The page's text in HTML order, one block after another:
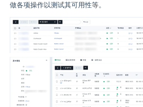
做各项操作以测试其可用性等。